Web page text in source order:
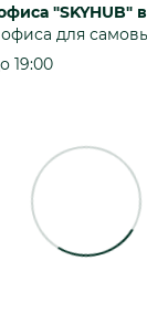
"SKYHUB"
для
19:00